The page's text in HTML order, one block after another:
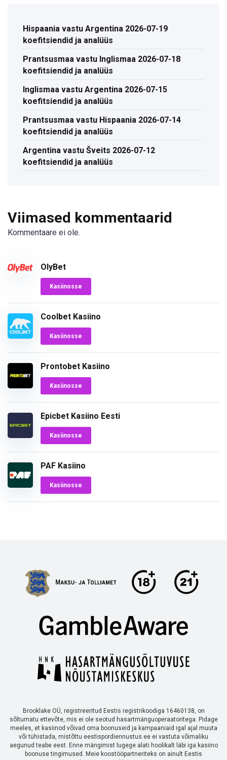
Hispaania vastu Argentina 2026-07-19
koefitsiendid ja analüüs
Prantsusmaa vastu Inglismaa 2026-07-18
koefitsiendid ja analüüs
Inglismaa vastu Argentina 2026-07-15
koefitsiendid ja analüüs
Prantsusmaa vastu Hispaania 2026-07-14
koefitsiendid ja analüüs
Argentina vastu Šveits 2026-07-12
koefitsiendid ja analüüs
Viimased kommentaarid
Kommentaare ei ole.
OlyBet
Kasiinosse
Coolbet Kasiino
Kasiinosse
Prontobet Kasiino
Kasiinosse
Epicbet Kasiino Eesti
Kasiinosse
PAF Kasiino
Kasiinosse
Brooklake OÜ, registreeritud Eestis registrikoodiga 16460138, on
sõltumatu ettevõte, mis ei ole seotud hasartmänguoperaatoritega. Pidage
meeles, et kasiinod võivad oma boonuseid ja kampaaniaid igal ajal muuta
või tühistada, mistõttu eestispordiennustus.ee ei vastuta võimaliku
aegunud teabe eest. Enne mängimist lugege alati hoolikalt läbi iga kasiino
boonuse tingimused. Meie koostööpartneriteks on ainult Eestis